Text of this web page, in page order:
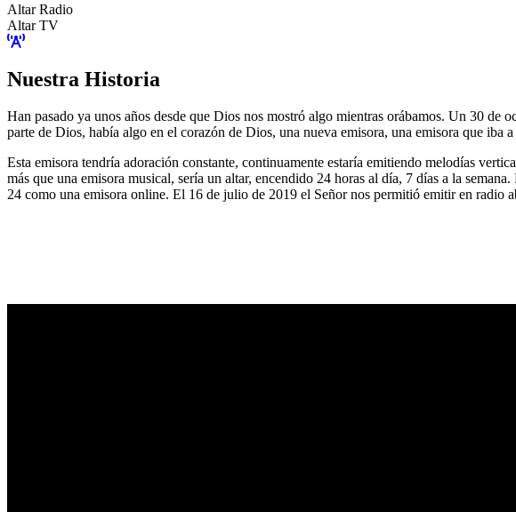
Altar Radio
Altar TV
Nuestra Historia
Han pasado ya unos años desde que Dios nos mostró algo mientras orábamos. Un 30 de
parte de Dios, había algo en el corazón de Dios, una nueva emisora, una emisora que iba
Esta emisora tendría adoración constante, continuamente estaría emitiendo melodías
más que una emisora musical, sería un altar, encendido 24 horas al día, 7 días a la
24 como una emisora online. El 16 de julio de 2019 el Señor nos permitió emitir en radio